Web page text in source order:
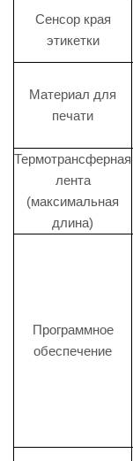
Сенсор края
этикетки
Материал для
печати
Термотрансферная
лента
(максимальная
длина)
Программное
обеспечение